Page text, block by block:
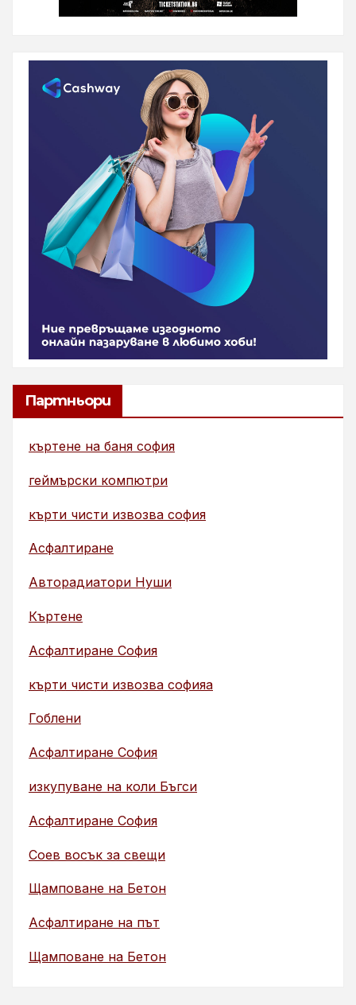
Партньори
къртене на баня софия
геймърски компютри
кърти чисти извозва софия
Асфалтиране
Авторадиатори Нуши
Къртене
Асфалтиране София
кърти чисти извозва софияа
Гоблени
Асфалтиране София
изкупуване на коли Бъгси
Асфалтиране София
Соев восък за свещи
Щамповане на Бетон
Асфалтиране на път
Щамповане на Бетон